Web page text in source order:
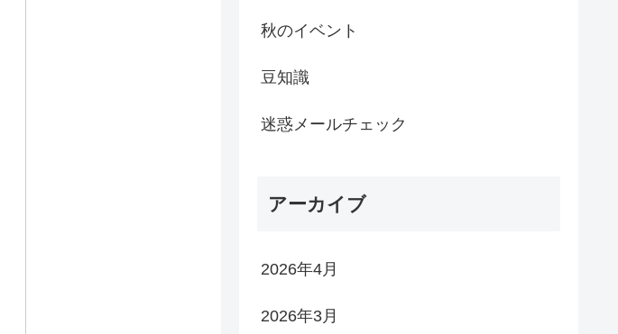
秋のイベント
豆知識
迷惑メールチェック
アーカイブ
2026年4月
2026年3月